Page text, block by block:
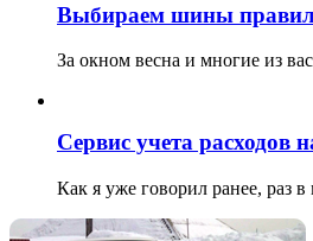
Выбираем шины
За окном весна и многие из
Сервис учета расходов
Как я уже говорил ранее, раз